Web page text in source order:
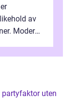
av
Moderne